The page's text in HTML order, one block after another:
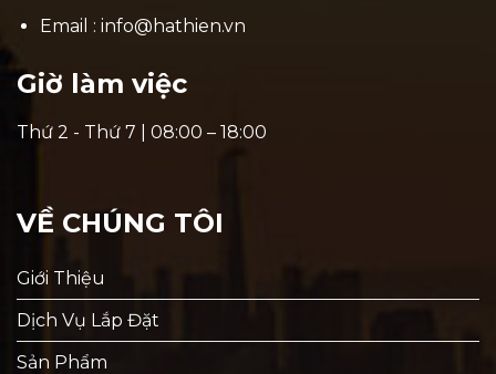
Email : info@hathien.vn
Giờ làm việc
Thứ 2 - Thứ 7 | 08:00 – 18:00
VỀ CHÚNG TÔI
Giới Thiệu
Dịch Vụ Lắp Đặt
Sản Phẩm